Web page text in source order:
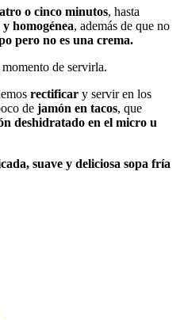
o cinco minutos, hasta
homogénea, además de que no
pero no es una crema.
momento de servirla.
rectificar y servir en los
de jamón en tacos, que
deshidratado en el micro u
suave y deliciosa sopa fría